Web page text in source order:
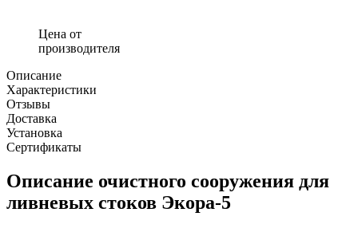
Цена от
производителя
Описание
Характеристики
Отзывы
Доставка
Установка
Сертификаты
Описание очистного сооружения для
ливневых стоков Экора-5